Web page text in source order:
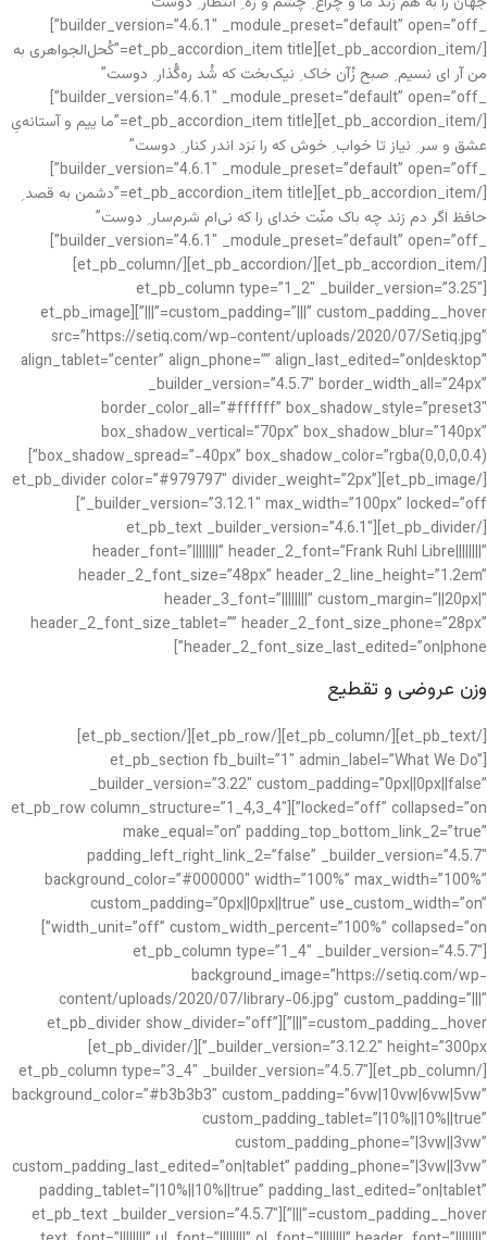
_builder_version=”4.6.1″ _module_preset=”default” open=”off”]
[/et_pb_accordion_item][et_pb_accordion_item title=”کُحل‌الجواهری به
من آر ای نسیم ِ صبح زْ‌آن خاک ِ نیک‌بخت که شُد ره‌گُذار ِ دوست”
_builder_version=”4.6.1″ _module_preset=”default” open=”off”]
[/et_pb_accordion_item][et_pb_accordion_item title=”ما ییم و آستانه‌یِ
عشق و سر ِ نیاز تا خواب ِ خوش که را بَرَد اندر کنار ِ دوست”
_builder_version=”4.6.1″ _module_preset=”default” open=”off”]
[/et_pb_accordion_item][et_pb_accordion_item title=”دشمن به قصد ِ
حافظ اگر دم زند چه باک منّت خدای را که نی‌ام شرم‌سار ِ دوست”
_builder_version=”4.6.1″ _module_preset=”default” open=”off”]
[/et_pb_accordion_item][/et_pb_accordion][/et_pb_column]
[et_pb_column type=”1_2″ _builder_version=”3.25″
custom_padding=”|||” custom_padding__hover=”|||”][et_pb_image
src=”https://setiq.com/wp-content/uploads/2020/07/Setiq.jpg”
align_tablet=”center” align_phone=”” align_last_edited=”on|desktop”
_builder_version=”4.5.7″ border_width_all=”24px”
border_color_all=”#ffffff” box_shadow_style=”preset3″
box_shadow_vertical=”70px” box_shadow_blur=”140px”
box_shadow_spread=”-40px” box_shadow_color=”rgba(0,0,0,0.4)”]
[/et_pb_image][et_pb_divider color=”#979797″ divider_weight=”2px”
_builder_version=”3.12.1″ max_width=”100px” locked=”off”]
[/et_pb_divider][et_pb_text _builder_version=”4.6.1″
header_font=”||||||||” header_2_font=”Frank Ruhl Libre||||||||”
header_2_font_size=”48px” header_2_line_height=”1.2em”
header_3_font=”||||||||” custom_margin=”||20px|”
header_2_font_size_tablet=”” header_2_font_size_phone=”28px”
header_2_font_size_last_edited=”on|phone”]
وزن عروضی و تقطیع
[/et_pb_text][/et_pb_column][/et_pb_row][/et_pb_section]
[et_pb_section fb_built=”1″ admin_label=”What We Do”
_builder_version=”3.22″ custom_padding=”0px||0px||false”
locked=”off” collapsed=”on”][et_pb_row column_structure=”1_4,3_4″
make_equal=”on” padding_top_bottom_link_2=”true”
padding_left_right_link_2=”false” _builder_version=”4.5.7″
background_color=”#000000″ width=”100%” max_width=”100%”
custom_padding=”0px||0px||true” use_custom_width=”on”
width_unit=”off” custom_width_percent=”100%” collapsed=”on”]
[et_pb_column type=”1_4″ _builder_version=”4.5.7″
background_image=”https://setiq.com/wp-
content/uploads/2020/07/library-06.jpg” custom_padding=”|||”
custom_padding__hover=”|||”][et_pb_divider show_divider=”off”
_builder_version=”3.12.2″ height=”300px”][/et_pb_divider]
[/et_pb_column][et_pb_column type=”3_4″ _builder_version=”4.5.7″
background_color=”#b3b3b3″ custom_padding=”6vw|10vw|6vw|5vw”
custom_padding_tablet=”|10%||10%||true”
custom_padding_phone=”|3vw||3vw”
custom_padding_last_edited=”on|tablet” padding_phone=”|3vw||3vw”
padding_tablet=”|10%||10%||true” padding_last_edited=”on|tablet”
custom_padding__hover=”|||”][et_pb_text _builder_version=”4.5.7″